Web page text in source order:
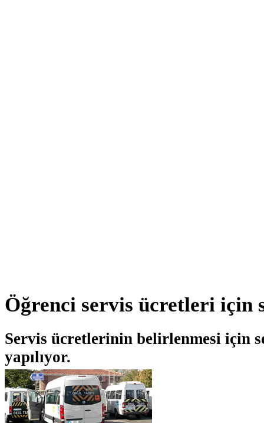
Öğrenci servis ücretleri için
Servis ücretlerinin belirlenmesi için
yapılıyor.